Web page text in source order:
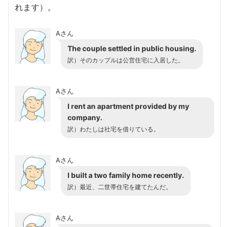
れます）。
Aさん
The couple settled in public housing.
訳）そのカップルは公営住宅に入居した。
Aさん
I rent an apartment provided by my
company.
訳）わたしは社宅を借りている。
Aさん
I built a two family home recently.
訳）最近、二世帯住宅を建てたんだ。
Aさん